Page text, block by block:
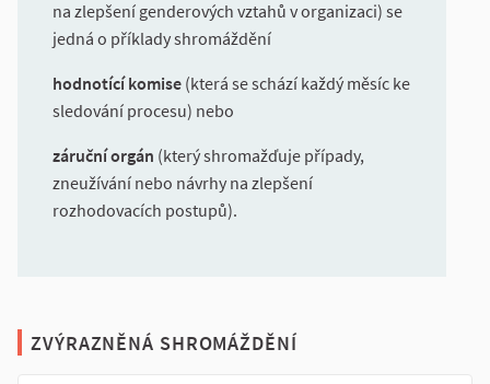
na zlepšení genderových vztahů v organizaci) se
jedná o příklady shromáždění
hodnotící komise (která se schází každý měsíc ke
sledování procesu) nebo
záruční orgán (který shromažďuje případy,
zneužívání nebo návrhy na zlepšení
rozhodovacích postupů).
ZVÝRAZNĚNÁ SHROMÁŽDĚNÍ